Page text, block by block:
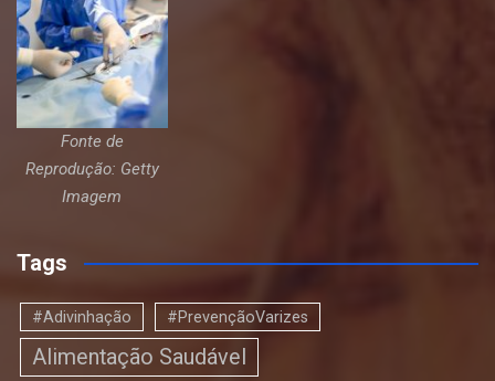
Fonte de
Reprodução: Getty
Imagem
Tags
#Adivinhação #PrevençãoVarizes
Alimentação Saudável